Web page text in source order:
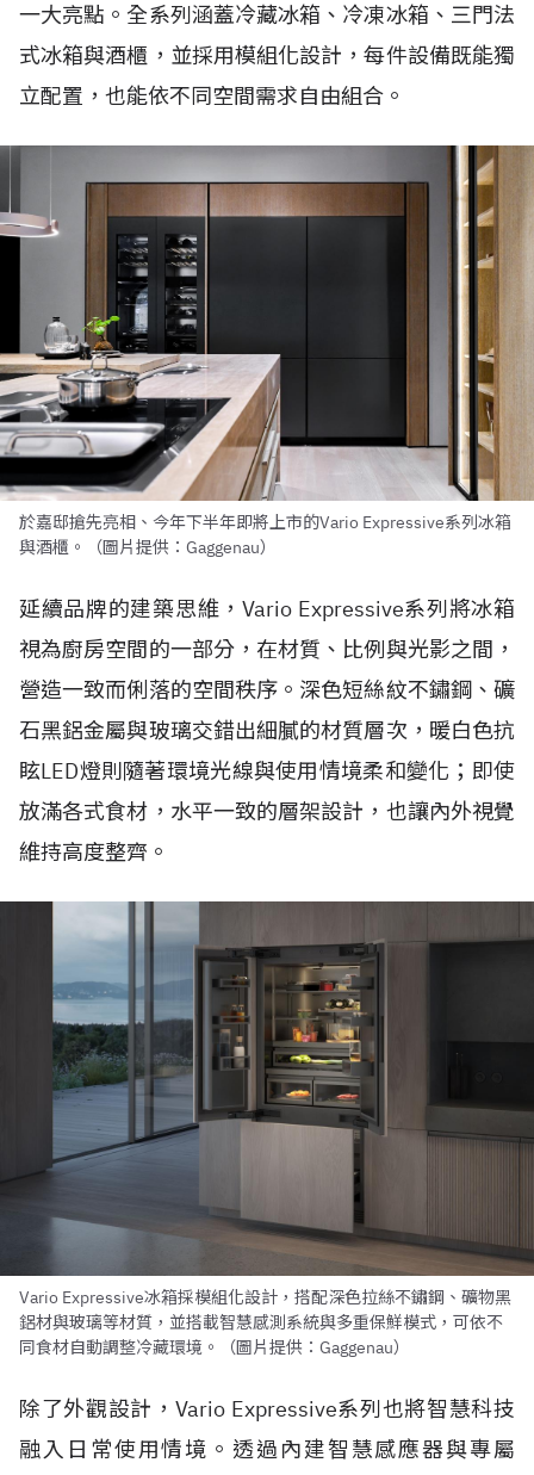
一大亮點。全系列涵蓋冷藏冰箱、冷凍冰箱、三門法
式冰箱與酒櫃，並採用模組化設計，每件設備既能獨
立配置，也能依不同空間需求自由組合。
於嘉邸搶先亮相、今年下半年即將上市的Vario Expressive系列冰箱
與酒櫃。（圖片提供：Gaggenau）
延續品牌的建築思維，Vario Expressive系列將冰箱
視為廚房空間的一部分，在材質、比例與光影之間，
營造一致而俐落的空間秩序。深色短絲紋不鏽鋼、礦
石黑鋁金屬與玻璃交錯出細膩的材質層次，暖白色抗
眩LED燈則隨著環境光線與使用情境柔和變化；即使
放滿各式食材，水平一致的層架設計，也讓內外視覺
維持高度整齊。
Vario Expressive冰箱採模組化設計，搭配深色拉絲不鏽鋼、礦物黑
鋁材與玻璃等材質，並搭載智慧感測系統與多重保鮮模式，可依不
同食材自動調整冷藏環境。（圖片提供：Gaggenau）
除了外觀設計，Vario Expressive系列也將智慧科技
融入日常使用情境。透過內建智慧感應器與專屬